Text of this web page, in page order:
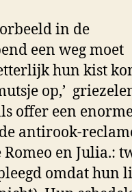
in de
een weg moet
hun kist
op,’
offer een
antirook-
en Julia.:
omdat hun